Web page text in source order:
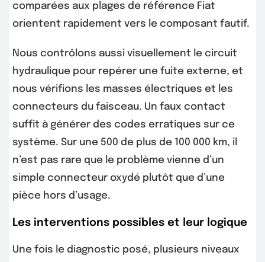
comparées aux plages de référence Fiat
orientent rapidement vers le composant fautif.
Nous contrôlons aussi visuellement le circuit
hydraulique pour repérer une fuite externe, et
nous vérifions les masses électriques et les
connecteurs du faisceau. Un faux contact
suffit à générer des codes erratiques sur ce
système. Sur une 500 de plus de 100 000 km, il
n’est pas rare que le problème vienne d’un
simple connecteur oxydé plutôt que d’une
pièce hors d’usage.
Les interventions possibles et leur logique
Une fois le diagnostic posé, plusieurs niveaux